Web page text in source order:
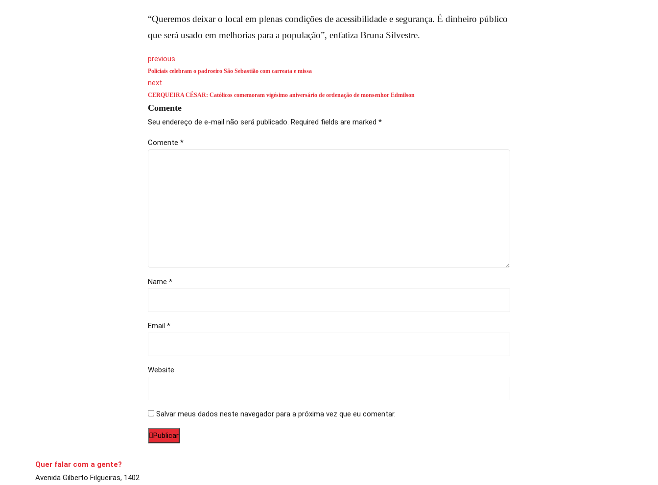
“Queremos deixar o local em plenas condições de acessibilidade e segurança. É dinheiro público
que será usado em melhorias para a população”, enfatiza Bruna Silvestre.
previous
Policiais celebram o padroeiro São Sebastião com carreata e missa
next
CERQUEIRA CÉSAR: Católicos comemoram vigésimo aniversário de ordenação de monsenhor Edmilson
Comente
Seu endereço de e-mail não será publicado. Required fields are marked *
Comente *
Name *
Email *
Website
Salvar meus dados neste navegador para a próxima vez que eu comentar.
Publicar
Quer falar com a gente?
Avenida Gilberto Filgueiras, 1402